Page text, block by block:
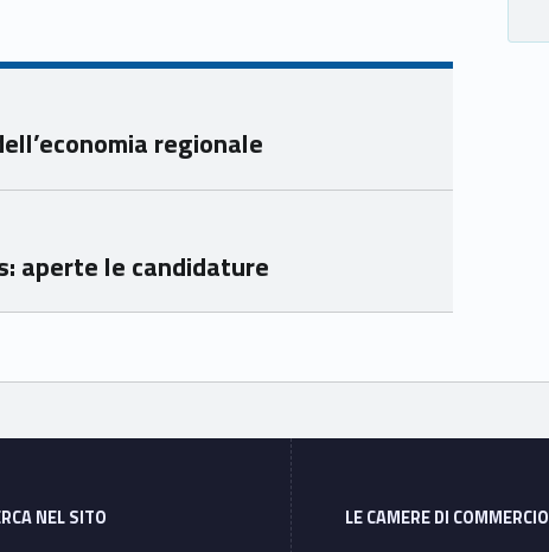
Unio
e
Unio
regionale
aperte le candidature
NEL SITO
LE CAMERE DI COMMERCIO